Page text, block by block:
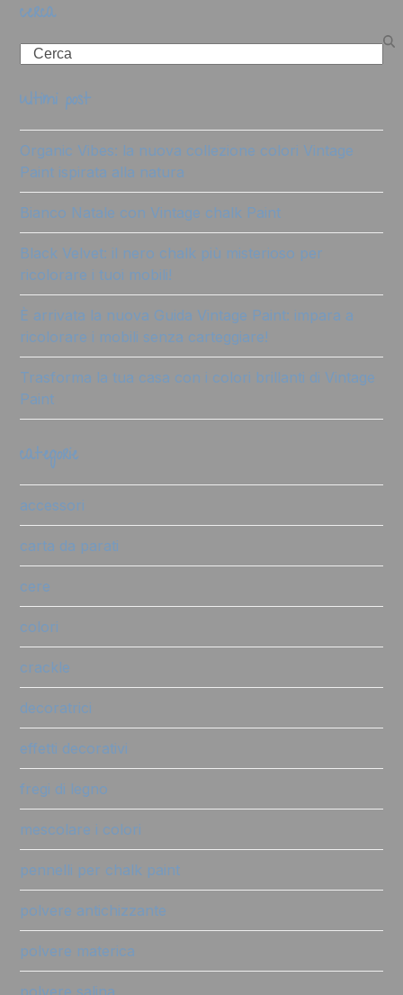
cerca
Search
ultimi post
Organic Vibes: la nuova collezione colori Vintage
Paint ispirata alla natura
Bianco Natale con Vintage chalk Paint
Black Velvet: il nero chalk più misterioso per
ricolorare i tuoi mobili!
È arrivata la nuova Guida Vintage Paint: impara a
ricolorare i mobili senza carteggiare!
Trasforma la tua casa con i colori brillanti di Vintage
Paint
categorie
accessori
carta da parati
cere
colori
crackle
decoratrici
effetti decorativi
fregi di legno
mescolare i colori
pennelli per chalk paint
polvere antichizzante
polvere materica